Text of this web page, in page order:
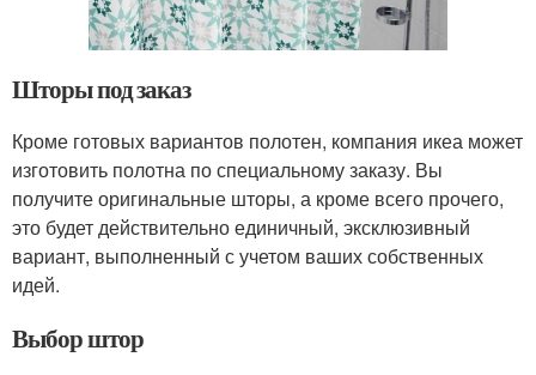
Шторы под заказ
Кроме готовых вариантов полотен, компания икеа может
изготовить полотна по специальному заказу. Вы
получите оригинальные шторы, а кроме всего прочего,
это будет действительно единичный, эксклюзивный
вариант, выполненный с учетом ваших собственных
идей.
Выбор штор